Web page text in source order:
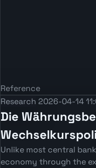
Reference
Research 2026-04-14
Die
Unlike most central
economy through the